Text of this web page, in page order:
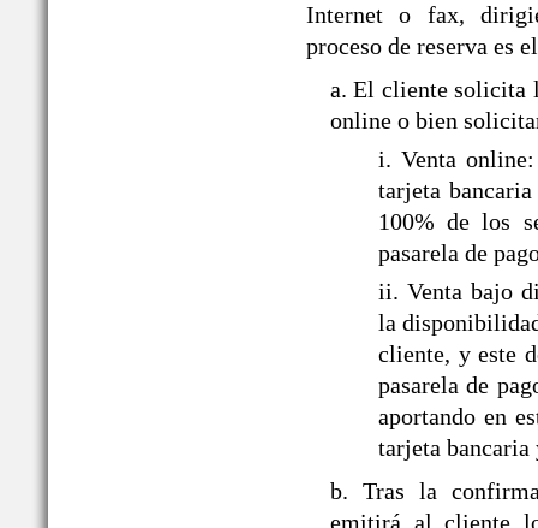
Internet o fax,
proceso de reserva es
a. El cliente solicita
online o bien
i. Venta
tarjeta
100% de los
pasarela de
ii. Venta bajo
la
cliente, y este
pasarela de
aportando en
tarjeta bancaria
b. Tras la
emitirá al cliente